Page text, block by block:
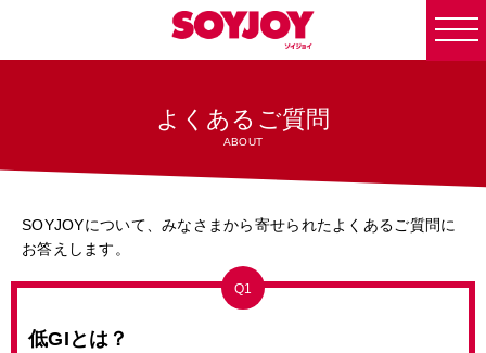
よくあるご質問
ABOUT
SOYJOYについて、みなさまから寄せられたよくあるご質問に
お答えします。
Q1
低GIとは？